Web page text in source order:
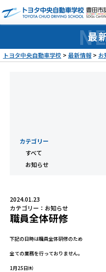
最
トヨタ中央自動車学校 > 最新情報 > お
カテゴリー
すべて
お知らせ
2024.01.23
カテゴリー： お知らせ
職員全体研修
下記の日時は職員全体研修のため
全ての業務を行っておりません。
1月25日㈭